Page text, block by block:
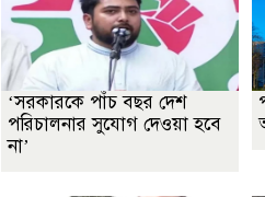
‘সরকারকে পাঁচ বছর দেশ
পরিচালনার সুযোগ দেওয়া হবে
না’